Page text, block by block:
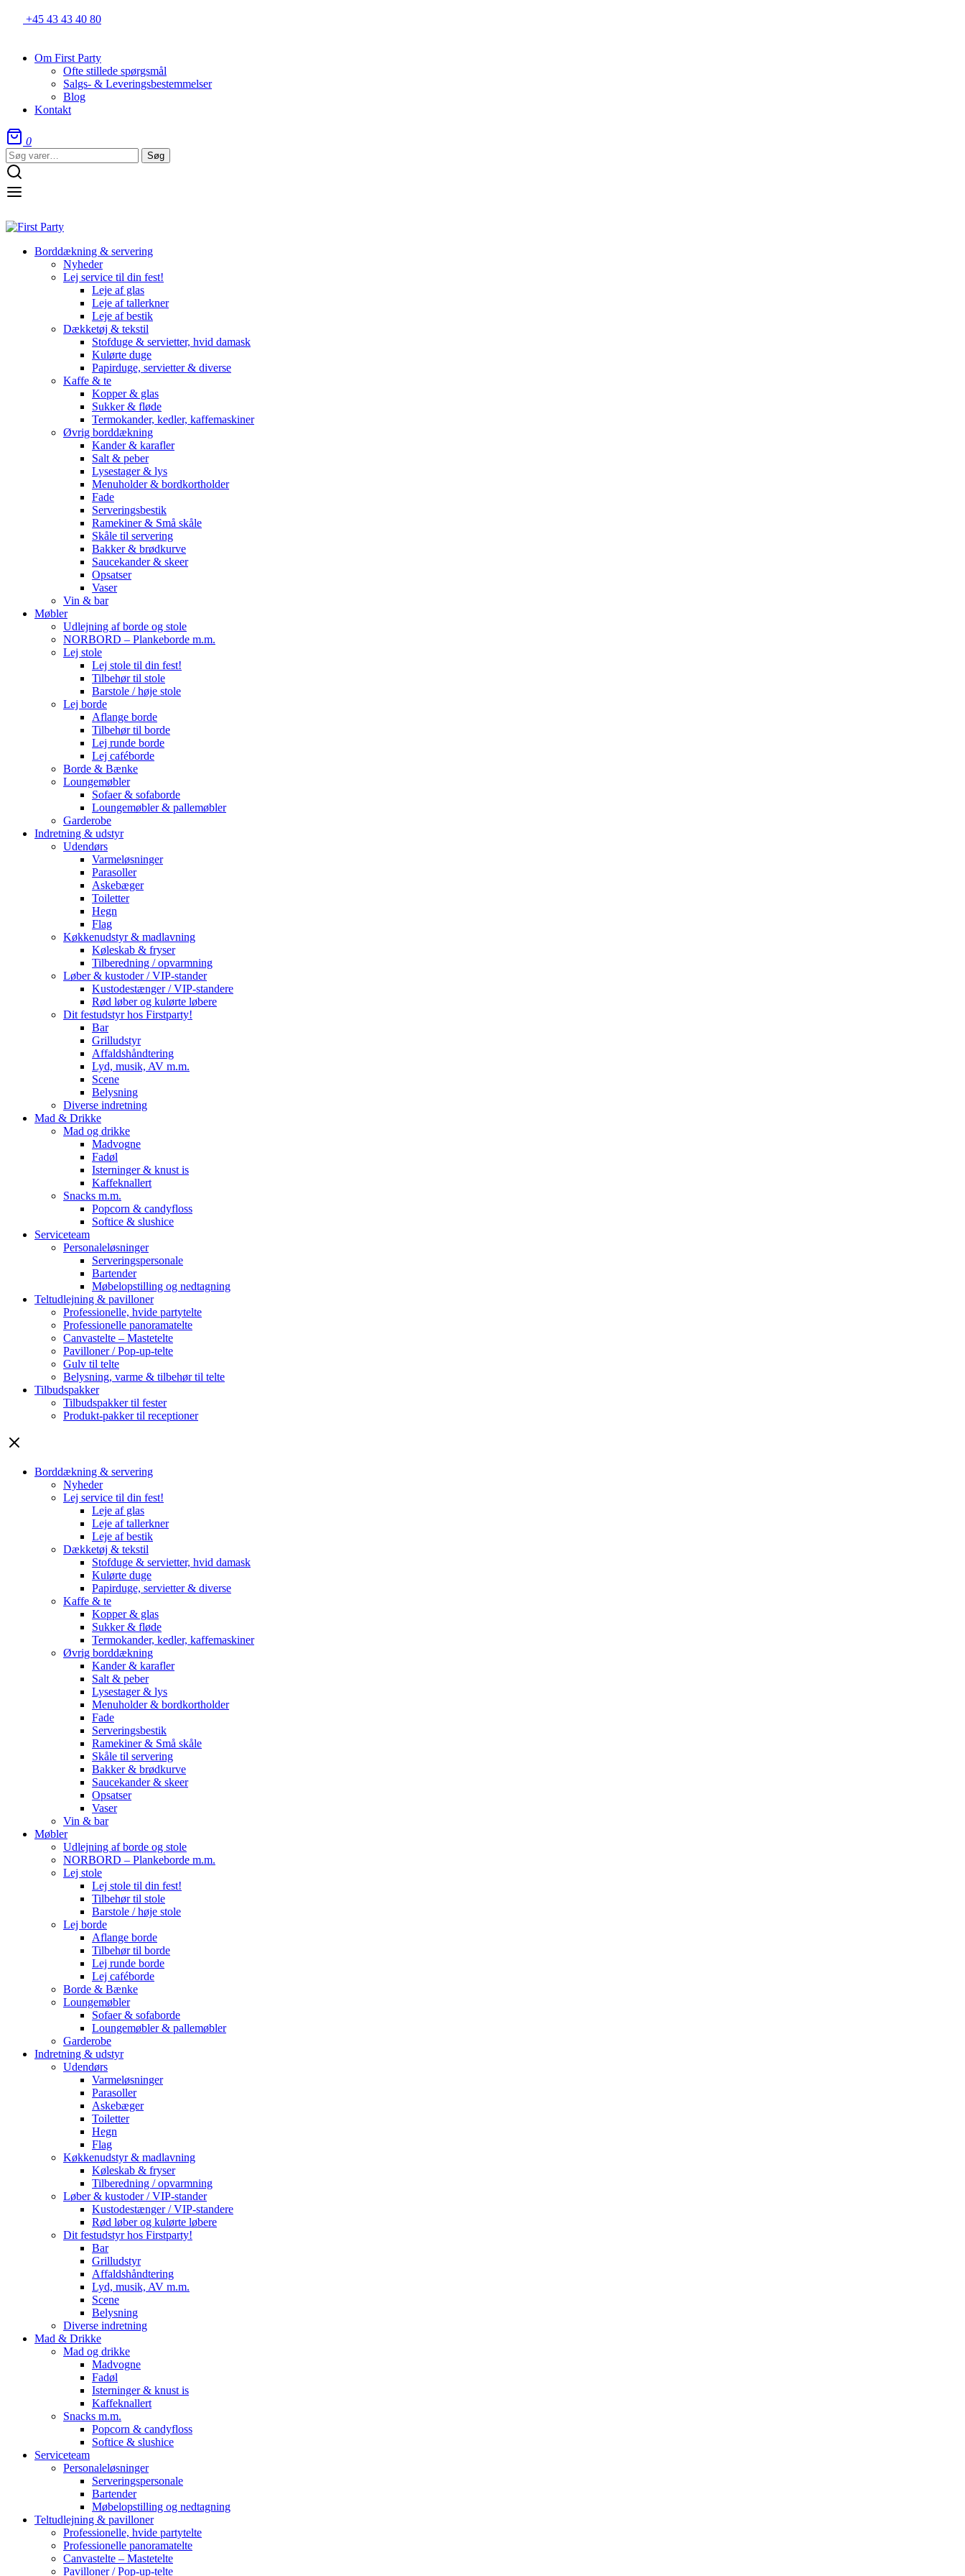
+45 43 43 40 80
Om First Party
Ofte stillede spørgsmål
Salgs- & Leveringsbestemmelser
Blog
Kontakt
0
Søg
efter:
Søg
Borddækning & servering
Nyheder
Lej service til din fest!
Leje af glas
Leje af tallerkner
Leje af bestik
Dækketøj & tekstil
Stofduge & servietter, hvid damask
Kulørte duge
Papirduge, servietter & diverse
Kaffe & te
Kopper & glas
Sukker & fløde
Termokander, kedler, kaffemaskiner
Øvrig borddækning
Kander & karafler
Salt & peber
Lysestager & lys
Menuholder & bordkortholder
Fade
Serveringsbestik
Ramekiner & Små skåle
Skåle til servering
Bakker & brødkurve
Saucekander & skeer
Opsatser
Vaser
Vin & bar
Møbler
Udlejning af borde og stole
NORBORD – Plankeborde m.m.
Lej stole
Lej stole til din fest!
Tilbehør til stole
Barstole / høje stole
Lej borde
Aflange borde
Tilbehør til borde
Lej runde borde
Lej caféborde
Borde & Bænke
Loungemøbler
Sofaer & sofaborde
Loungemøbler & pallemøbler
Garderobe
Indretning & udstyr
Udendørs
Varmeløsninger
Parasoller
Askebæger
Toiletter
Hegn
Flag
Køkkenudstyr & madlavning
Køleskab & fryser
Tilberedning / opvarmning
Løber & kustoder / VIP-stander
Kustodestænger / VIP-standere
Rød løber og kulørte løbere
Dit festudstyr hos Firstparty!
Bar
Grilludstyr
Affaldshåndtering
Lyd, musik, AV m.m.
Scene
Belysning
Diverse indretning
Mad & Drikke
Mad og drikke
Madvogne
Fadøl
Isterninger & knust is
Kaffeknallert
Snacks m.m.
Popcorn & candyfloss
Softice & slushice
Serviceteam
Personaleløsninger
Serveringspersonale
Bartender
Møbelopstilling og nedtagning
Teltudlejning & pavilloner
Professionelle, hvide partytelte
Professionelle panoramatelte
Canvastelte – Mastetelte
Pavilloner / Pop-up-telte
Gulv til telte
Belysning, varme & tilbehør til telte
Tilbudspakker
Tilbudspakker til fester
Produkt-pakker til receptioner
Borddækning & servering
Nyheder
Lej service til din fest!
Leje af glas
Leje af tallerkner
Leje af bestik
Dækketøj & tekstil
Stofduge & servietter, hvid damask
Kulørte duge
Papirduge, servietter & diverse
Kaffe & te
Kopper & glas
Sukker & fløde
Termokander, kedler, kaffemaskiner
Øvrig borddækning
Kander & karafler
Salt & peber
Lysestager & lys
Menuholder & bordkortholder
Fade
Serveringsbestik
Ramekiner & Små skåle
Skåle til servering
Bakker & brødkurve
Saucekander & skeer
Opsatser
Vaser
Vin & bar
Møbler
Udlejning af borde og stole
NORBORD – Plankeborde m.m.
Lej stole
Lej stole til din fest!
Tilbehør til stole
Barstole / høje stole
Lej borde
Aflange borde
Tilbehør til borde
Lej runde borde
Lej caféborde
Borde & Bænke
Loungemøbler
Sofaer & sofaborde
Loungemøbler & pallemøbler
Garderobe
Indretning & udstyr
Udendørs
Varmeløsninger
Parasoller
Askebæger
Toiletter
Hegn
Flag
Køkkenudstyr & madlavning
Køleskab & fryser
Tilberedning / opvarmning
Løber & kustoder / VIP-stander
Kustodestænger / VIP-standere
Rød løber og kulørte løbere
Dit festudstyr hos Firstparty!
Bar
Grilludstyr
Affaldshåndtering
Lyd, musik, AV m.m.
Scene
Belysning
Diverse indretning
Mad & Drikke
Mad og drikke
Madvogne
Fadøl
Isterninger & knust is
Kaffeknallert
Snacks m.m.
Popcorn & candyfloss
Softice & slushice
Serviceteam
Personaleløsninger
Serveringspersonale
Bartender
Møbelopstilling og nedtagning
Teltudlejning & pavilloner
Professionelle, hvide partytelte
Professionelle panoramatelte
Canvastelte – Mastetelte
Pavilloner / Pop-up-telte